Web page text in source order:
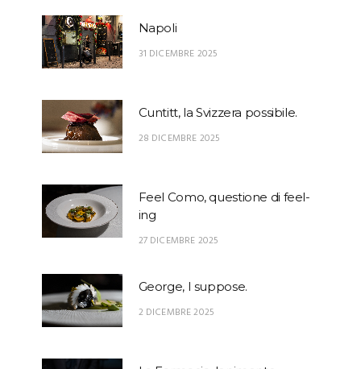
Napoli
31 DICEMBRE 2025
Cuntitt, la Svizzera possibile.
28 DICEMBRE 2025
Feel Como, questione di feel-
ing
27 DICEMBRE 2025
George, I suppose.
2 DICEMBRE 2025